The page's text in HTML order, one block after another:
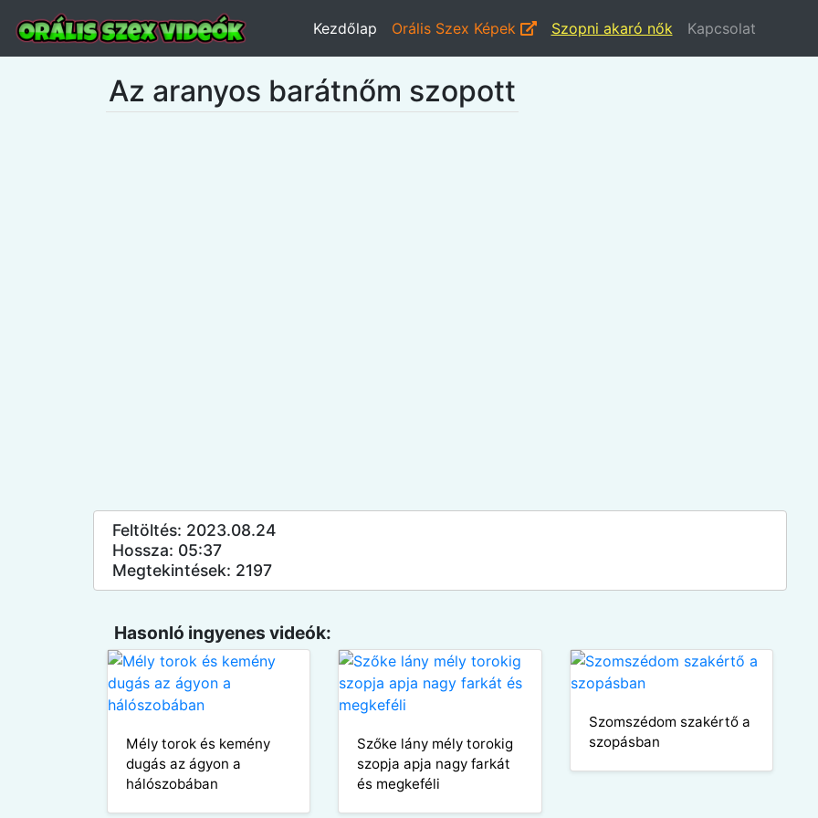
Kezdőlap Orális Szex Képek Szopni akaró nők Kapcsolat
Az aranyos barátnőm szopott
Feltöltés: 2023.08.24
Hossza: 05:37
Megtekintések: 2197
Hasonló ingyenes videók:
Mély torok és kemény
dugás az ágyon a
hálószobában
Szőke lány mély torokig
szopja apja nagy farkát
és megkeféli
Szomszédom szakértő a
szopásban